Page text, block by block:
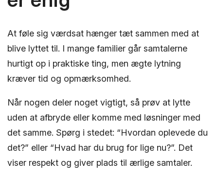
At føle sig værdsat hænger tæt sammen med at
blive lyttet til. I mange familier går samtalerne
hurtigt op i praktiske ting, men ægte lytning
kræver tid og opmærksomhed.
Når nogen deler noget vigtigt, så prøv at lytte
uden at afbryde eller komme med løsninger med
det samme. Spørg i stedet: “Hvordan oplevede du
det?” eller “Hvad har du brug for lige nu?”. Det
viser respekt og giver plads til ærlige samtaler.